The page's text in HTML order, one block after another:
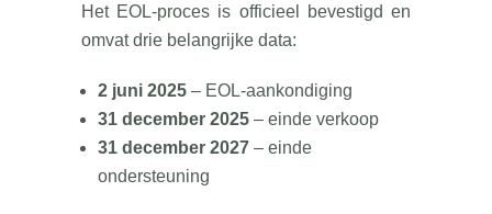
Het EOL-proces is officieel bevestigd en
omvat drie belangrijke data:
2 juni 2025 – EOL-aankondiging
31 december 2025 – einde verkoop
31 december 2027 – einde
ondersteuning